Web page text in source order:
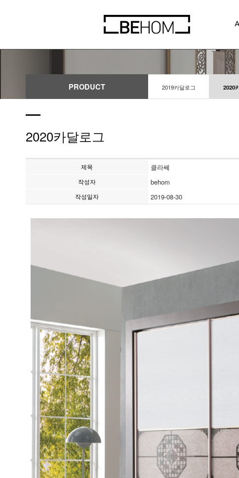
PRODUCT 2019카달로그 2020
2020카달로그
제목 클라쎄
작성자 behom
작성일자 2019-08-30